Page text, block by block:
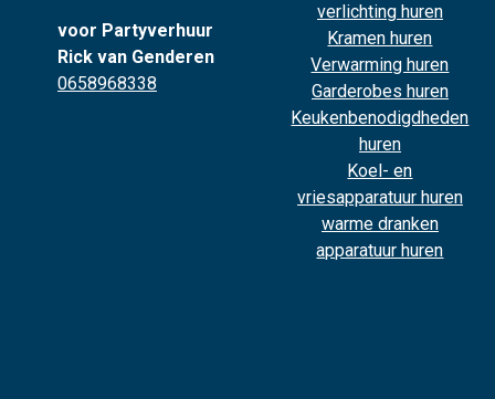
voor Partyverhuur
Rick van Genderen
0658968338
verlichting huren
Kramen huren
Verwarming huren
Garderobes huren
Keukenbenodigdheden
huren
Koel- en
vriesapparatuur huren
warme dranken
apparatuur huren